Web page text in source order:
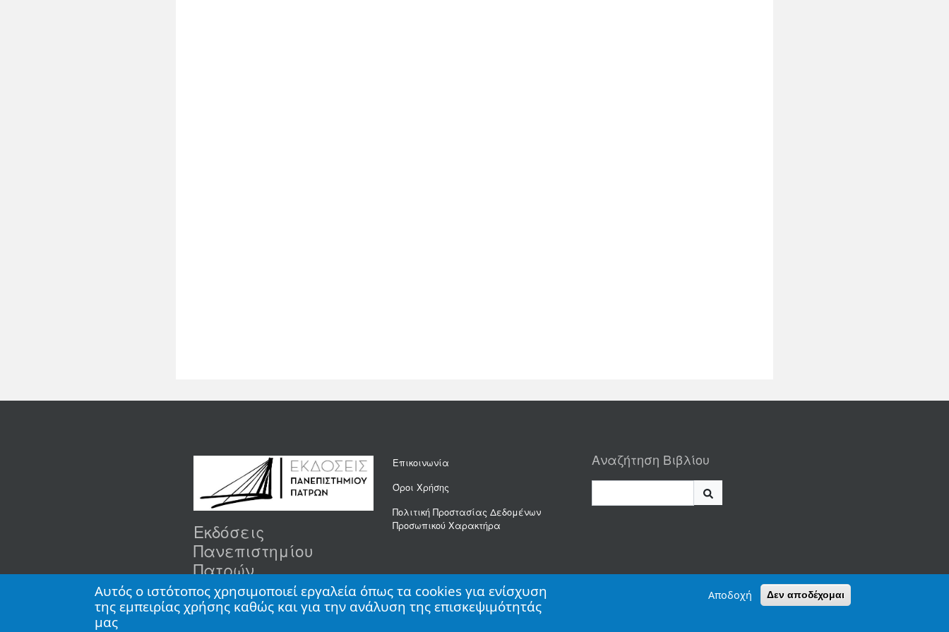
Εκδόσεις
Πανεπιστημίου
Πατρών
Κτίριο Συνεδριακού Κέντρου
Πανεπιστημιούπολη- Ρίο,
Επικοινωνία
Όροι Χρήσης
Πολιτική Προστασίας Δεδομένων
Προσωπικού Χαρακτήρα
Αναζήτηση Βιβλίου
Αυτός ο ιστότοπος χρησιμοποιεί εργαλεία όπως τα cookies για ενίσχυση
της εμπειρίας χρήσης καθώς και για την ανάλυση της επισκεψιμότητάς
μας
Αποδοχή Δεν αποδέχομαι